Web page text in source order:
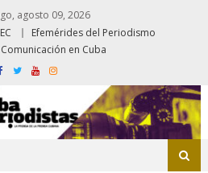
agosto 09, 2026
Efemérides del Periodismo
en Cuba